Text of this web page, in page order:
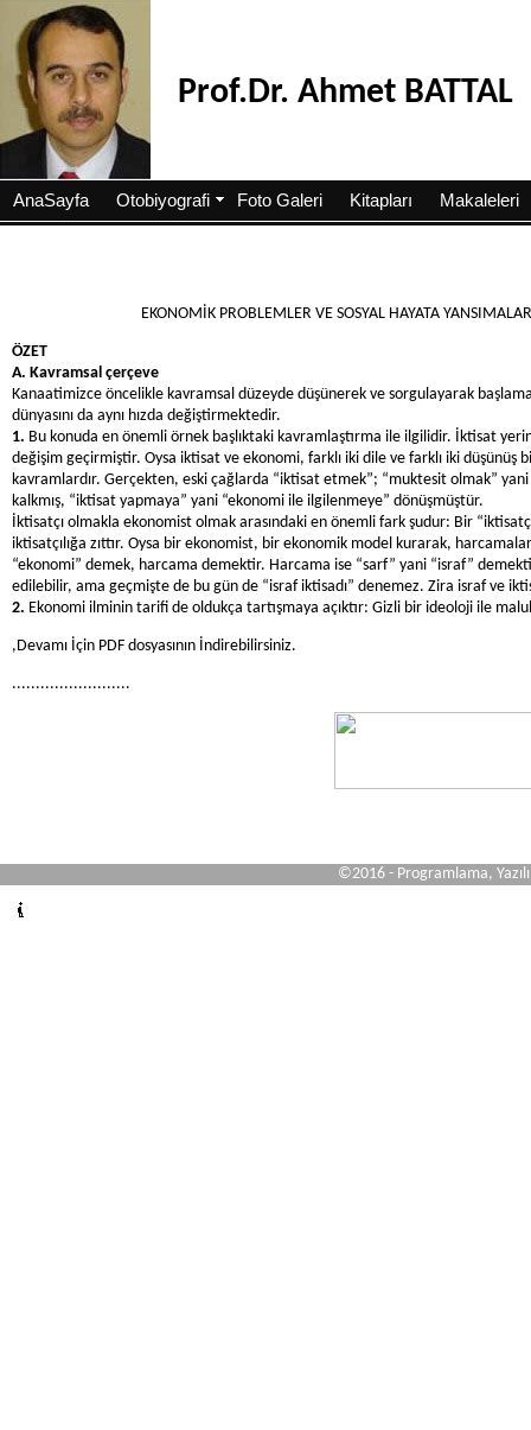
Prof.Dr. Ahmet BATTAL
AnaSayfa Otobiyografi Foto Galeri Kitapları Makaleleri
EKONOMİK PROBLEMLER VE SOSYAL HAYATA
ÖZET
A. Kavramsal çerçeve
Kanaatimizce öncelikle kavramsal düzeyde düşünerek ve sorgulayarak
dünyasını da aynı hızda değiştirmektedir.
1. Bu konuda en önemli örnek başlıktaki kavramlaştırma ile ilgilidir. İktisat
değişim geçirmiştir. Oysa iktisat ve ekonomi, farklı iki dile ve farklı iki
kavramlardır. Gerçekten, eski çağlarda “iktisat etmek”; “muktesit olmak”
kalkmış, “iktisat yapmaya” yani “ekonomi ile ilgilenmeye” dönüşmüştür.
İktisatçı olmakla ekonomist olmak arasındaki en önemli fark şudur: Bir
iktisatçılığa zıttır. Oysa bir ekonomist, bir ekonomik model kurarak,
“ekonomi” demek, harcama demektir. Harcama ise “sarf” yani “israf”
edilebilir, ama geçmişte de bu gün de “israf iktisadı” denemez. Zira israf ve
2. Ekonomi ilminin tarifi de oldukça tartışmaya açıktır: Gizli bir ideoloji ile
,Devamı İçin PDF dosyasının İndirebilirsiniz.
.........................
©2016 - Programlama,